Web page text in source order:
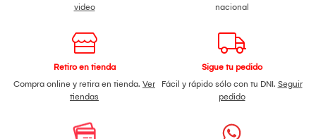
video
nacional
Retiro en tienda
Compra online y retira en tienda. Ver
tiendas
Sigue tu pedido
Fácil y rápido sólo con tu DNI. Seguir
pedido